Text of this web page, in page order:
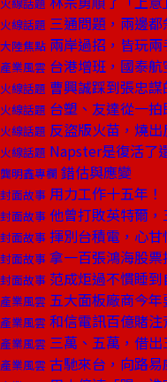
火線話題 三通問題，兩邊都
大陸焦點 兩岸過招，皆玩
產業風雲 台港增班，國泰航
火線話題 曹興誠踩到張忠謀
火線話題 台塑、友達從一
火線話題 反盜版火苗，燒
火線話題 Napster是復活了
龔明鑫專欄 錯估與應變
封面故事 用力工作十五年！
封面故事 他曾打敗英特爾
封面故事 揮別台積電，心
封面故事 拿一百張鴻海股
封面故事 范成炬過不慣睡
產業風雲 五大面板廠商今
產業風雲 和信電訊百億賭
產業風雲 三萬、五萬，借
產業風雲 古馳來台，向路